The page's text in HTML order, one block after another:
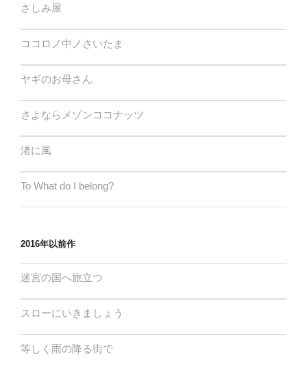
さしみ屋
ココロノ中ノさいたま
ヤギのお母さん
さよならメゾンココナッツ
渚に風
To What do I belong?
2016年以前作
迷宮の国へ旅立つ
スローにいきましょう
等しく雨の降る街で